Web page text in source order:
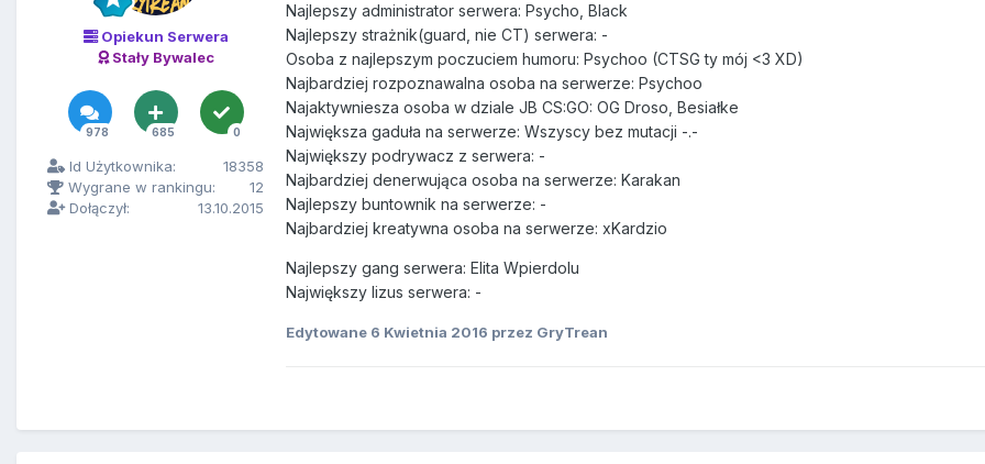
Opiekun Serwera
Stały Bywalec
978 685 0
Id Użytkownika:
18358
Wygrane w rankingu:
12
Dołączył:
13.10.2015
Najlepszy administrator serwera: Psycho, Black
Najlepszy strażnik(guard, nie CT) serwera: -
Osoba z najlepszym poczuciem humoru: Psychoo (CTSG ty mój <3 XD)
Najbardziej rozpoznawalna osoba na serwerze: Psychoo
Najaktywniesza osoba w dziale JB CS:GO: OG Droso, Besiałke
Największa gaduła na serwerze: Wszyscy bez mutacji -.-
Największy podrywacz z serwera: -
Najbardziej denerwująca osoba na serwerze: Karakan
Najlepszy buntownik na serwerze: -
Najbardziej kreatywna osoba na serwerze: xKardzio
Najlepszy gang serwera: Elita Wpierdolu
Największy lizus serwera: -
Edytowane 6 Kwietnia 2016 przez GryTrean